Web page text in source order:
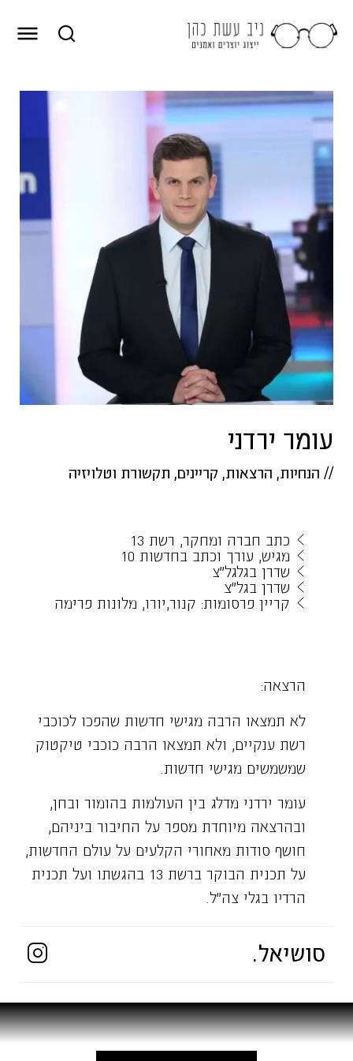
עומר ירדני
// הנחיות, הרצאות, קריינים, תקשורת וטלויזיה
כתב חברה ומחקר, רשת 13
מגיש, עורך וכתב בחדשות 10
שדרן בגלגל״צ
שדרן בגל״צ
קריין פרסומות: קנור,יורו, מלונות פרימה
הרצאה:
לא תמצאו הרבה מגישי חדשות שהפכו לכוכבי
רשת ענקיים, ולא תמצאו הרבה כוכבי טיקטוק
שמשמשים מגישי חדשות.
עומר ירדני מדלג בין העולמות בהומור ובחן,
ובהרצאה מיוחדת מספר על החיבור ביניהם,
חושף סודות מאחורי הקלעים על עולם החדשות,
על תכנית הבוקר ברשת 13 בהגשתו ועל תכנית
הרדיו בגלי צה״ל.
סושיאל.